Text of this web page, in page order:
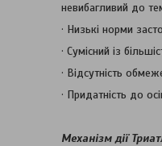
невибагливий до
· Низькі норми
· Сумісний із
· Відсутність
· Придатність до
Механізм дії